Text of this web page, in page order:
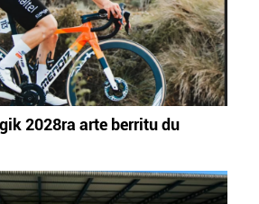
2028ra arte berritu du